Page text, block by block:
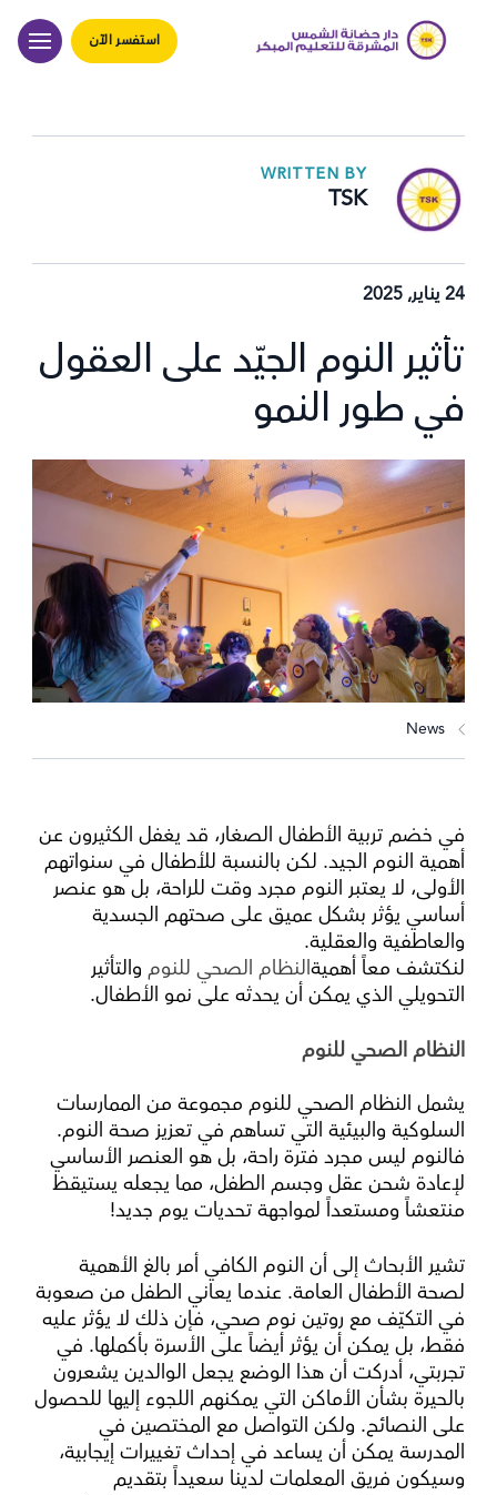
استفسر الآن
WRITTEN BY
TSK
24 يناير, 2025
تأثير النوم الجيّد على العقول
في طور النمو
News
في خضم تربية الأطفال الصغار، قد يغفل الكثيرون عن
أهمية النوم الجيد. لكن بالنسبة للأطفال في سنواتهم
الأولى، لا يعتبر النوم مجرد وقت للراحة، بل هو عنصر
أساسي يؤثر بشكل عميق على صحتهم الجسدية
والعاطفية والعقلية.
لنكتشف معاً أهميةالنظام الصحي للنوم والتأثير
التحويلي الذي يمكن أن يحدثه على نمو الأطفال.
النظام الصحي للنوم
يشمل النظام الصحي للنوم مجموعة من الممارسات
السلوكية والبيئية التي تساهم في تعزيز صحة النوم.
فالنوم ليس مجرد فترة راحة، بل هو العنصر الأساسي
لإعادة شحن عقل وجسم الطفل، مما يجعله يستيقظ
منتعشاً ومستعداً لمواجهة تحديات يوم جديد!
تشير الأبحاث إلى أن النوم الكافي أمر بالغ الأهمية
لصحة الأطفال العامة. عندما يعاني الطفل من صعوبة
في التكيّف مع روتين نوم صحي، فإن ذلك لا يؤثر عليه
فقط، بل يمكن أن يؤثر أيضاً على الأسرة بأكملها. في
تجربتي، أدركت أن هذا الوضع يجعل الوالدين يشعرون
بالحيرة بشأن الأماكن التي يمكنهم اللجوء إليها للحصول
على النصائح. ولكن التواصل مع المختصين في
المدرسة يمكن أن يساعد في إحداث تغييرات إيجابية،
وسيكون فريق المعلمات لدينا سعيداً بتقديم